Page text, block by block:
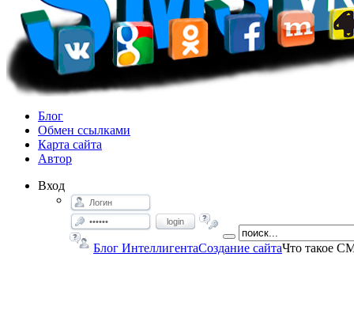
Блог
Обмен ссылками
Карта сайта
Автор
Вход
login
Блог ИнтеллигентаСоздание сайтаЧто такое